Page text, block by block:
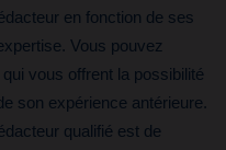
en fonction de ses
Vous pouvez
vous offrent la possibilité
son expérience antérieure.
qualifié est de